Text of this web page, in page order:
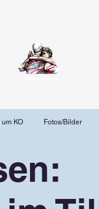
KO Fotos/Bilder